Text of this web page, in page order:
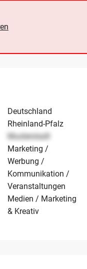
Deutschland
Rheinland-Pfalz
Musterstadt
Marketing /
Werbung /
Kommunikation /
Veranstaltungen
Medien / Marketing
& Kreativ